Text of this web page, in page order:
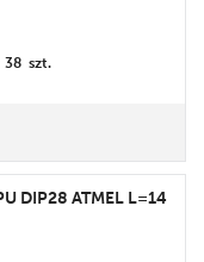
38 szt.
DIP28 ATMEL L=14